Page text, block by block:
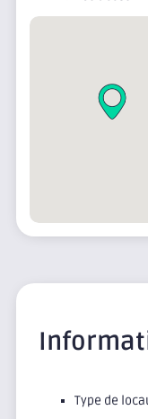
Type de